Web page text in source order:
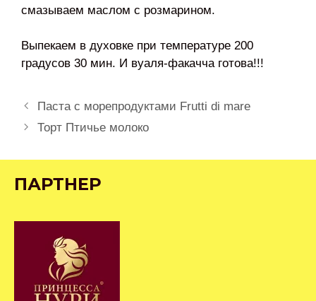
смазываем маслом с розмарином.
Выпекаем в духовке при температуре 200
градусов 30 мин. И вуаля-факачча готова!!!
Навигация
записи
Паста с морепродуктами Frutti di mare
Торт Птичье молоко
ПАРТНЕР